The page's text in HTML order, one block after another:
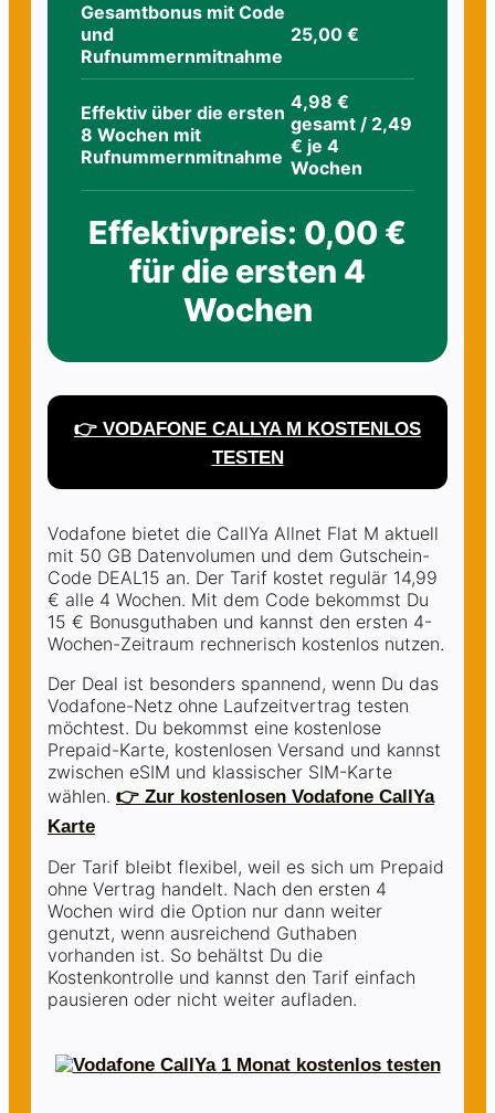
Gesamtbonus mit Code
und
Rufnummernmitnahme
25,00 €
Effektiv über die ersten
8 Wochen mit
Rufnummernmitnahme
4,98 €
gesamt / 2,49
€ je 4
Wochen
Effektivpreis: 0,00 €
für die ersten 4
Wochen
👉 VODAFONE CALLYA M KOSTENLOS
TESTEN
Vodafone bietet die CallYa Allnet Flat M aktuell
mit 50 GB Datenvolumen und dem Gutschein-
Code DEAL15 an. Der Tarif kostet regulär 14,99
€ alle 4 Wochen. Mit dem Code bekommst Du
15 € Bonusguthaben und kannst den ersten 4-
Wochen-Zeitraum rechnerisch kostenlos nutzen.
Der Deal ist besonders spannend, wenn Du das
Vodafone-Netz ohne Laufzeitvertrag testen
möchtest. Du bekommst eine kostenlose
Prepaid-Karte, kostenlosen Versand und kannst
zwischen eSIM und klassischer SIM-Karte
wählen. 👉 Zur kostenlosen Vodafone CallYa
Karte
Der Tarif bleibt flexibel, weil es sich um Prepaid
ohne Vertrag handelt. Nach den ersten 4
Wochen wird die Option nur dann weiter
genutzt, wenn ausreichend Guthaben
vorhanden ist. So behältst Du die
Kostenkontrolle und kannst den Tarif einfach
pausieren oder nicht weiter aufladen.